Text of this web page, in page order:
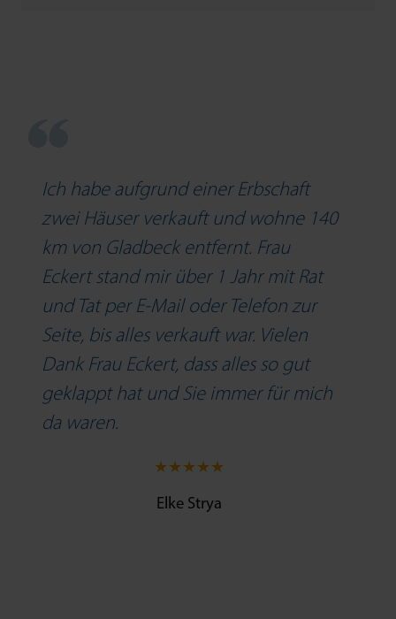
Ich habe aufgrund einer Erbschaft
zwei Häuser verkauft und wohne 140
km von Gladbeck entfernt. Frau
Eckert stand mir über 1 Jahr mit Rat
und Tat per E-Mail oder Telefon zur
Seite, bis alles verkauft war. Vielen
Dank Frau Eckert, dass alles so gut
geklappt hat und Sie immer für mich
da waren.
★ ★ ★ ★ ★
Elke Strya